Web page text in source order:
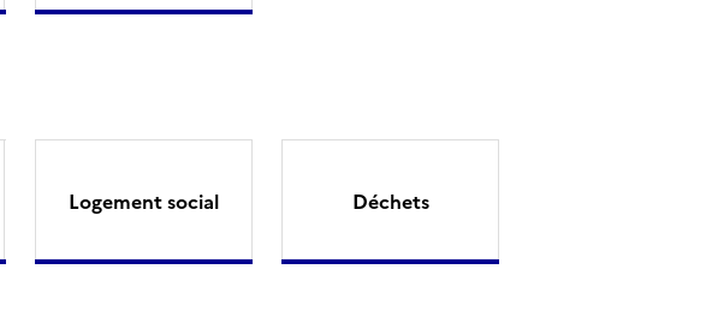
Logement social Déchets